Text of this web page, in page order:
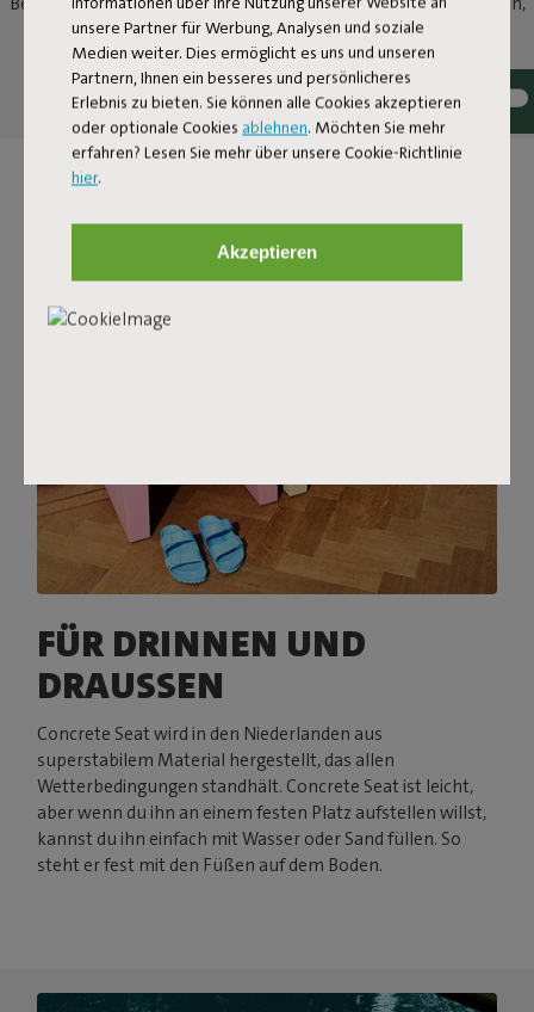
unsere Partner für Werbung, Analysen und soziale
Medien weiter. Dies ermöglicht es uns und unseren
Partnern, Ihnen ein besseres und persönlicheres
Erlebnis zu bieten. Sie können alle Cookies akzeptieren
oder optionale Cookies ablehnen. Möchten Sie mehr
erfahren? Lesen Sie mehr über unsere Cookie-Richtlinie
hier.
Akzeptieren
wie du willst: als Sitz, als Tisch für deine Lieblingssnacks und
Getränke oder stelle mehrere Concrete Seats zu einer Bank
zusammen.
FÜR DRINNEN UND
DRAUSSEN
Concrete Seat wird in den Niederlanden aus
superstabilem Material hergestellt, das allen
Wetterbedingungen standhält. Concrete Seat ist leicht,
aber wenn du ihn an einem festen Platz aufstellen willst,
kannst du ihn einfach mit Wasser oder Sand füllen. So
steht er fest mit den Füßen auf dem Boden.